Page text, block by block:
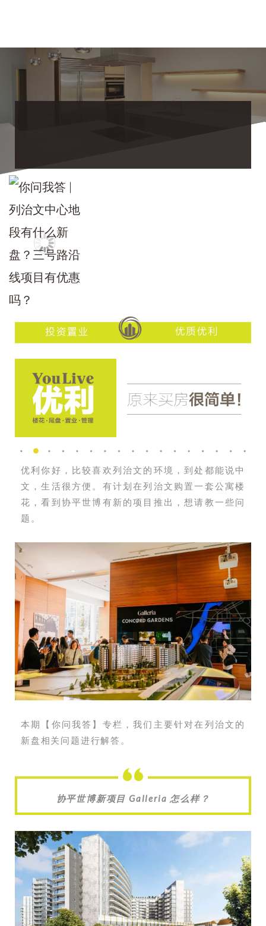
优利你好，比较喜欢列治文的环境，到处都能说中
文，生活很方便。有计划在列治文购置一套公寓楼
花，看到协平世博有新的项目推出，想请教一些问
题。
本期【你问我答】专栏，我们主要针对在列治文的
新盘相关问题进行解答。
协平世博新项目 Galleria 怎么样？